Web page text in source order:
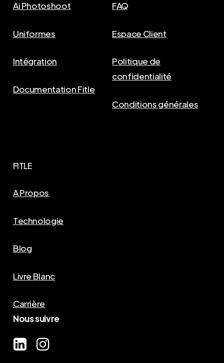
Ai Photoshoot
Uniformes
Intégration
Documentation Fitle
FAQ
Espace Client
Politique de
confidentialité
Conditions générales
FITLE
A Propos
Technologie
Blog
Livre Blanc
Carrière
Nous suivre